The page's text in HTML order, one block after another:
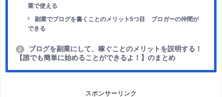
業で使える
副業でブログを書くことのメリット5つ目 ブロガーの仲間が
できる
2
ブログを副業にして、稼ぐことのメリットを説明する！
【誰でも簡単に始めることができるよ！】のまとめ
スポンサーリンク